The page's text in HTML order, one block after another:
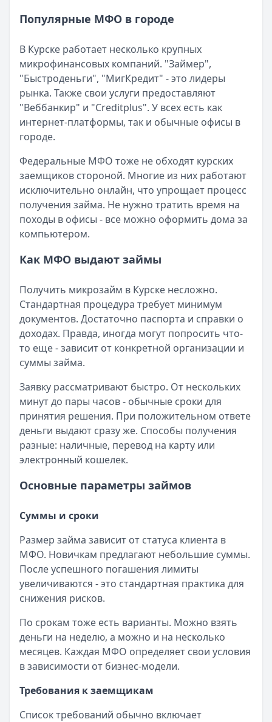
Рекордный рост доли клиентов МФО с iPhone: что
Опубликовано:5 декабря 2025 г.
Категория:МФО
Читать новость
57 сервисов микрозаймов через Госуслуги: где
Кратко:Авторизация через Госуслуги ускоряет
Опубликовано:23 ноября 2025 г.
Категория:МФО
Читать новость
Смс о «одобренном займе» от Bigmani Ru: как
Пришло СМС об одобрении займа от Bigmani
23 ноября 2025 г.
Категория:
МФО
Читать новость
Популярные МФО в городе
В Курске работает несколько крупных
микрофинансовых компаний. "Займер",
"Быстроденьги", "МигКредит" - это лидеры
рынка. Также свои услуги предоставляют
"Веббанкир" и "Creditplus". У всех есть как
интернет-платформы, так и обычные офисы в
городе.
Федеральные МФО тоже не обходят курских
заемщиков стороной. Многие из них работают
исключительно онлайн, что упрощает процесс
получения займа. Не нужно тратить время на
походы в офисы - все можно оформить дома за
компьютером.
Как МФО выдают займы
Получить микрозайм в Курске несложно.
Стандартная процедура требует минимум
документов. Достаточно паспорта и справки о
доходах. Правда, иногда могут попросить что-
то еще - зависит от конкретной организации и
суммы займа.
Заявку рассматривают быстро. От нескольких
минут до пары часов - обычные сроки для
принятия решения. При положительном ответе
деньги выдают сразу же. Способы получения
разные: наличные, перевод на карту или
электронный кошелек.
Основные параметры займов
Суммы и сроки
Размер займа зависит от статуса клиента в
МФО. Новичкам предлагают небольшие суммы.
После успешного погашения лимиты
увеличиваются - это стандартная практика для
снижения рисков.
По срокам тоже есть варианты. Можно взять
деньги на неделю, а можно и на несколько
месяцев. Каждая МФО определяет свои условия
в зависимости от бизнес-модели.
Требования к заемщикам
Список требований обычно включает